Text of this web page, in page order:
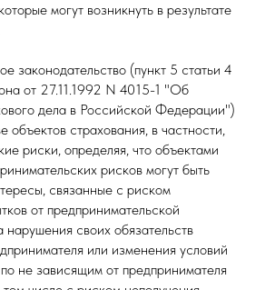
могут возникнуть в результате
законодательство (пункт 5 статьи 4
от 27.11.1992 N 4015-1 "Об
дела в Российской Федерации")
объектов страхования, в частности,
риски, определяя, что объектами
рисков могут быть
связанные с риском
от предпринимательской
нарушения своих обязательств
или изменения условий
не зависящим от предпринимателя